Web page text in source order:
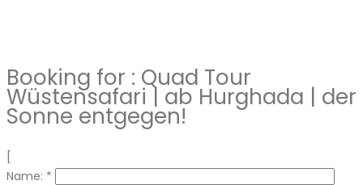
Booking for : Quad Tour
Wüstensafari | ab Hurghada | der
Sonne entgegen!
Name: *